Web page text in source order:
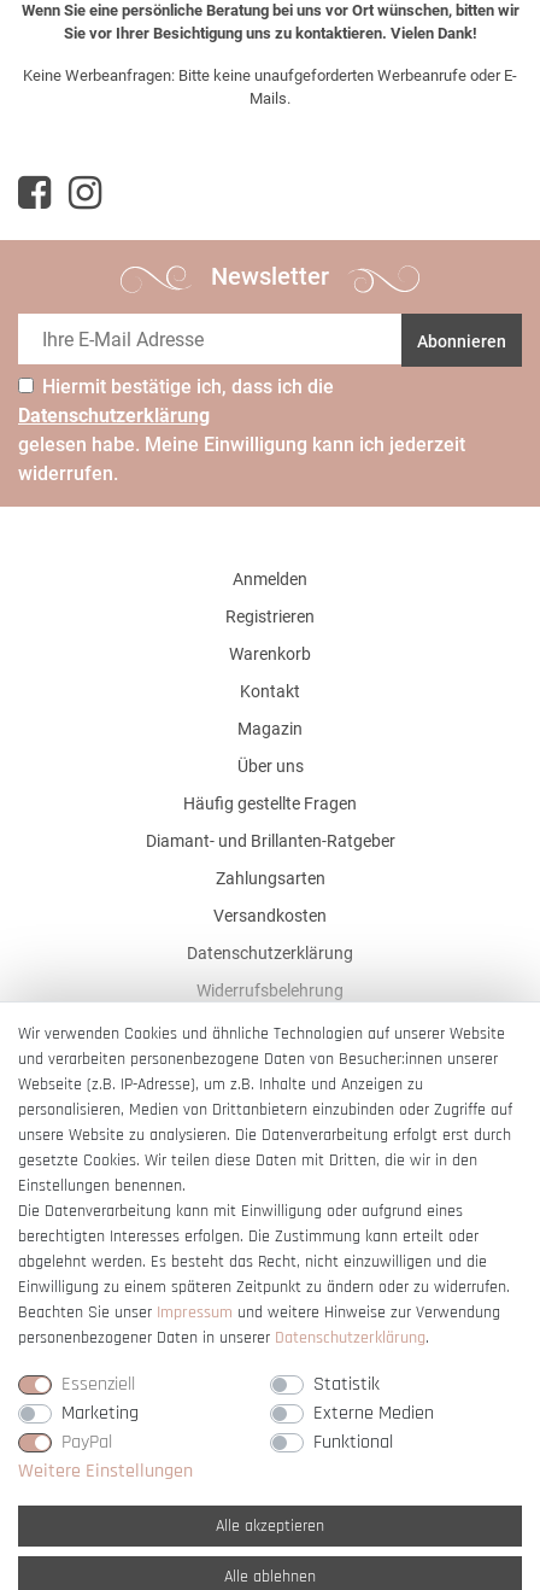
Wenn Sie eine persönliche Beratung bei uns vor Ort wünschen, bitten wir
Sie vor Ihrer Besichtigung uns zu kontaktieren. Vielen Dank!
Keine Werbeanfragen: Bitte keine unaufgeforderten Werbeanrufe oder E-
Mails.
Newsletter
Abonnieren
Hiermit bestätige ich, dass ich die
Daten­schutz­erklärung
gelesen habe. Meine Einwilligung kann ich jederzeit
widerrufen.
Anmelden
Registrieren
Warenkorb
Kontakt
Magazin
Über uns
Häufig gestellte Fragen
Diamant- und Brillanten-Ratgeber
Zahlungsarten
Versandkosten
Datenschutzerklärung
Widerrufsbelehrung
AGB
Impressum
Barrierefreiheitserklärung
Vertrag widerrufen
Wir verwenden Cookies und ähnliche Technologien auf unserer Website
und verarbeiten personenbezogene Daten von Besucher:innen unserer
Webseite (z.B. IP-Adresse), um z.B. Inhalte und Anzeigen zu
personalisieren, Medien von Drittanbietern einzubinden oder Zugriffe auf
unsere Website zu analysieren. Die Datenverarbeitung erfolgt erst durch
gesetzte Cookies. Wir teilen diese Daten mit Dritten, die wir in den
Einstellungen benennen.
Die Datenverarbeitung kann mit Einwilligung oder aufgrund eines
berechtigten Interesses erfolgen. Die Zustimmung kann erteilt oder
abgelehnt werden. Es besteht das Recht, nicht einzuwilligen und die
Einwilligung zu einem späteren Zeitpunkt zu ändern oder zu widerrufen.
Beachten Sie unser Impressum und weitere Hinweise zur Verwendung
personenbezogener Daten in unserer Daten­schutz­erklärung.
Essenziell
Statistik
Marketing
Externe Medien
PayPal
Funktional
Weitere Einstellungen
Alle akzeptieren
Alle ablehnen